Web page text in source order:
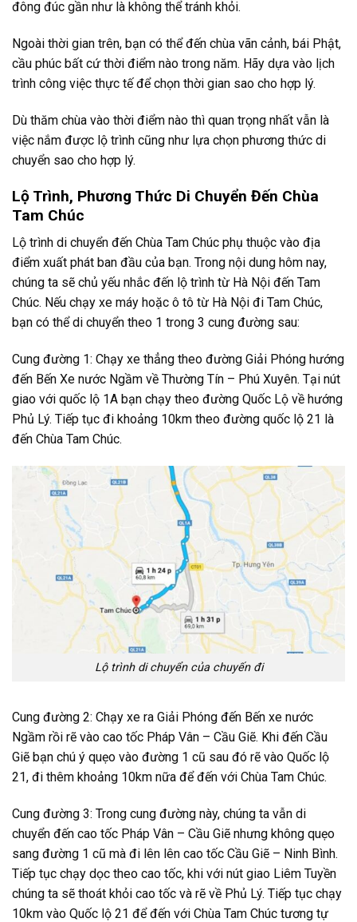
đông đúc gần như là không thể tránh khỏi.
Ngoài thời gian trên, bạn có thể đến chùa vãn cảnh, bái Phật,
cầu phúc bất cứ thời điểm nào trong năm. Hãy dựa vào lịch
trình công việc thực tế để chọn thời gian sao cho hợp lý.
Dù thăm chùa vào thời điểm nào thì quan trọng nhất vẫn là
việc nắm được lộ trình cũng như lựa chọn phương thức di
chuyển sao cho hợp lý.
Lộ Trình, Phương Thức Di Chuyển Đến Chùa
Tam Chúc
Lộ trình di chuyển đến Chùa Tam Chúc phụ thuộc vào địa
điểm xuất phát ban đầu của bạn. Trong nội dung hôm nay,
chúng ta sẽ chủ yếu nhắc đến lộ trình từ Hà Nội đến Tam
Chúc. Nếu chạy xe máy hoặc ô tô từ Hà Nội đi Tam Chúc,
bạn có thể di chuyển theo 1 trong 3 cung đường sau:
Cung đường 1: Chạy xe thẳng theo đường Giải Phóng hướng
đến Bến Xe nước Ngầm về Thường Tín – Phú Xuyên. Tại nút
giao với quốc lộ 1A bạn chạy theo đường Quốc Lộ về hướng
Phủ Lý. Tiếp tục đi khoảng 10km theo đường quốc lộ 21 là
đến Chùa Tam Chúc.
Lộ trình di chuyển của chuyến đi
Cung đường 2: Chạy xe ra Giải Phóng đến Bến xe nước
Ngầm rồi rẽ vào cao tốc Pháp Vân – Cầu Giẽ. Khi đến Cầu
Giẽ bạn chú ý quẹo vào đường 1 cũ sau đó rẽ vào Quốc lộ
21, đi thêm khoảng 10km nữa để đến với Chùa Tam Chúc.
Cung đường 3: Trong cung đường này, chúng ta vẫn di
chuyển đến cao tốc Pháp Vân – Cầu Giẽ nhưng không quẹo
sang đường 1 cũ mà đi lên lên cao tốc Cầu Giẽ – Ninh Bình.
Tiếp tục chạy dọc theo cao tốc, khi với nút giao Liêm Tuyền
chúng ta sẽ thoát khỏi cao tốc và rẽ về Phủ Lý. Tiếp tục chạy
10km vào Quốc lộ 21 để đến với Chùa Tam Chúc tương tự